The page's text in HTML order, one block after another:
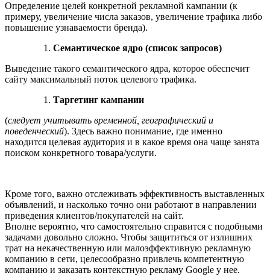
Определение целей конкретной рекламной кампании (к
примеру, увеличение числа заказов, увеличение трафика либо
повышение узнаваемости бренда).
Семантическое ядро (список запросов)
Выведение такого семантического ядра, которое обеспечит
сайту максимальный поток целевого трафика.
Таргетинг кампании
(следует учитывать временной, географический и
поведенческий). Здесь важно понимание, где именно
находится целевая аудитория и в какое время она чаще занята
поиском конкретного товара/услуги.
Кроме того, важно отслеживать эффективность выставленных
объявлений, и насколько точно они работают в направлении
приведения клиентов/покупателей на сайт.
Вполне вероятно, что самостоятельно справится с подобными
задачами довольно сложно. Чтобы защититься от излишних
трат на некачественную или малоэффективную рекламную
компанию в сети, целесообразно привлечь компетентную
компанию и заказать контекстную рекламу Google у нее.